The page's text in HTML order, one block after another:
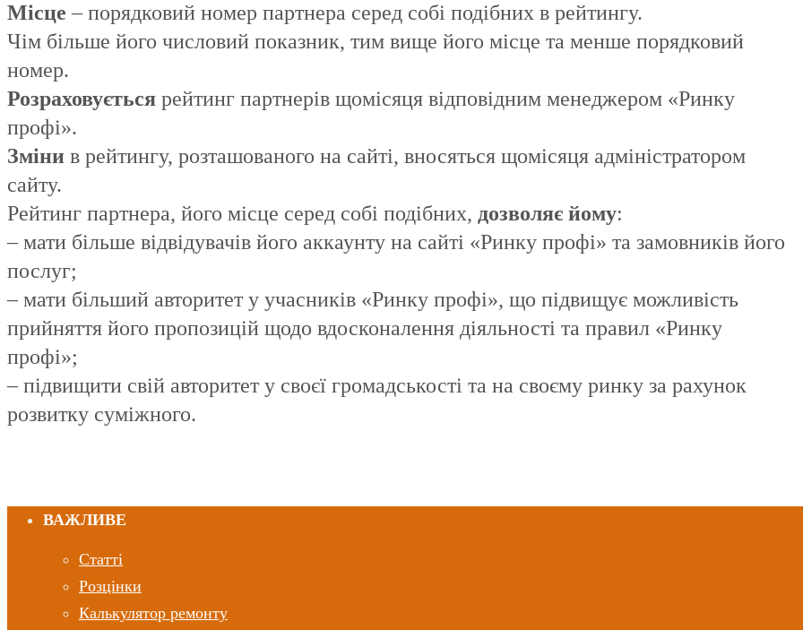
Місце – порядковий номер партнера серед собі подібних в рейтингу.
Чім більше його числовий показник, тим вище його місце та менше порядковий
номер.
Розраховується рейтинг партнерів щомісяця відповідним менеджером «Ринку
профі».
Зміни в рейтингу, розташованого на сайті, вносяться щомісяця адміністратором
сайту.
Рейтинг партнера, його місце серед собі подібних, дозволяє йому:
– мати більше відвідувачів його аккаунту на сайті «Ринку профі» та замовників його
послуг;
– мати більший авторитет у учасників «Ринку профі», що підвищує можливість
прийняття його пропозицій щодо вдосконалення діяльності та правил «Ринку
профі»;
– підвищити свій авторитет у своєї громадськості та на своєму ринку за рахунок
розвитку суміжного.
ВАЖЛИВЕ
Статті
Розцінки
Калькулятор ремонту